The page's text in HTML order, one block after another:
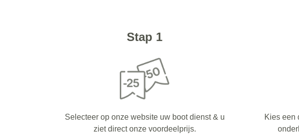
Stap 1
Selecteer op onze website uw boot dienst & u
ziet direct onze voordeelprijs.
Kies een